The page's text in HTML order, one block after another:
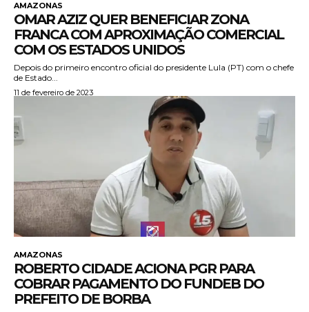
AMAZONAS
OMAR AZIZ QUER BENEFICIAR ZONA
FRANCA COM APROXIMAÇÃO COMERCIAL
COM OS ESTADOS UNIDOS
Depois do primeiro encontro oficial do presidente Lula (PT) com o chefe
de Estado...
11 de fevereiro de 2023
AMAZONAS
ROBERTO CIDADE ACIONA PGR PARA
COBRAR PAGAMENTO DO FUNDEB DO
PREFEITO DE BORBA